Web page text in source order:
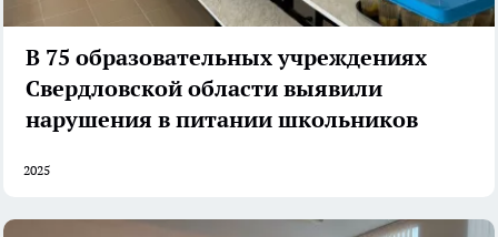
В 75 образовательных учреждениях
Свердловской области выявили
нарушения в питании школьников
2025